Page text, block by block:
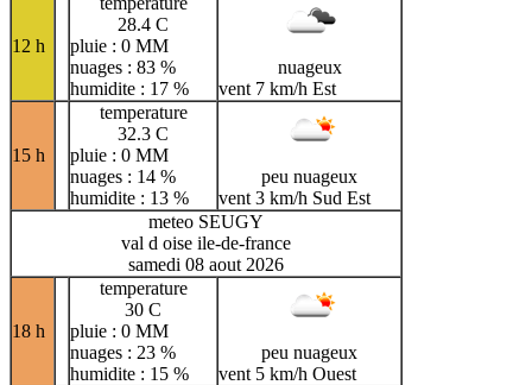
12 h
28.4 C
pluie : 0 MM
nuages : 83 %
humidite : 17 %
nuageux
vent 7 km/h Est
15 h
temperature
32.3 C
pluie : 0 MM
nuages : 14 %
humidite : 13 %
peu nuageux
vent 3 km/h Sud Est
meteo SEUGY
val d oise ile-de-france
samedi 08 aout 2026
18 h
temperature
30 C
pluie : 0 MM
nuages : 23 %
humidite : 15 %
peu nuageux
vent 5 km/h Ouest